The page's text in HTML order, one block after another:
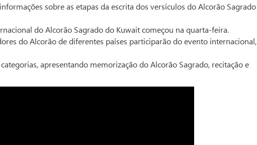
sobre as etapas da escrita dos versículos do Alcorão
do Alcorão Sagrado do Kuwait começou na quarta-feira.
do Alcorão de diferentes países participarão do evento
apresentando memorização do Alcorão Sagrado, recitação e